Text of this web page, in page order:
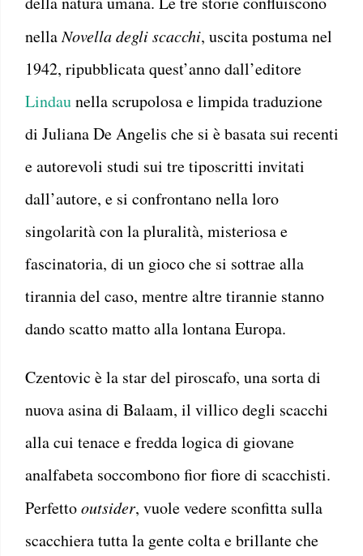
nellaNovella degli scacchi, uscita postuma nel
1942, ripubblicata quest’anno dall’editore
Lindaunella scrupolosa e limpida traduzione
di Juliana De Angelis che si è basata sui recenti
e autorevoli studi sui tre tiposcritti invitati
dall’autore, e si confrontano nella loro
singolarità con la pluralità, misteriosa e
fascinatoria, di un gioco che si sottrae alla
tirannia del caso, mentre altre tirannie stanno
dando scatto matto alla lontana Europa.
Czentovic è la star del piroscafo, una sorta di
nuova asina di Balaam, il villico degli scacchi
alla cui tenace e fredda logica di giovane
analfabeta soccombono fior fiore di scacchisti.
Perfettooutsider, vuole vedere sconfitta sulla
scacchiera tutta la gente colta e brillante che